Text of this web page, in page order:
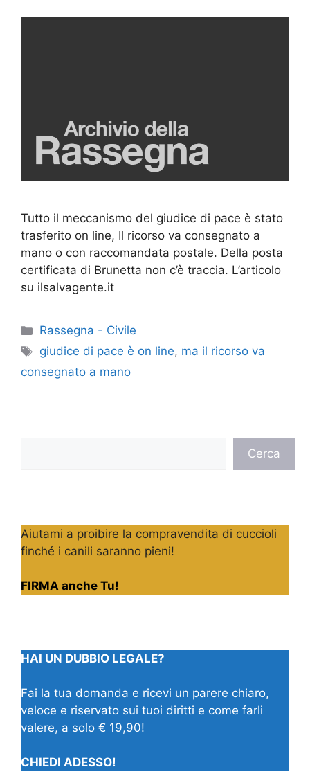
Tutto il meccanismo del giudice di pace è stato
trasferito on line, Il ricorso va consegnato a
mano o con raccomandata postale. Della posta
certificata di Brunetta non c’è traccia. L’articolo
su ilsalvagente.it
Categorie
Rassegna - Civile
Tag
giudice di pace è on line, ma il ricorso va
consegnato a mano
Cerca
Aiutami a proibire la compravendita di cuccioli
finché i canili saranno pieni!
FIRMA anche Tu!
HAI UN DUBBIO LEGALE?
Fai la tua domanda e ricevi un parere chiaro,
veloce e riservato sui tuoi diritti e come farli
valere, a solo € 19,90!
CHIEDI ADESSO!